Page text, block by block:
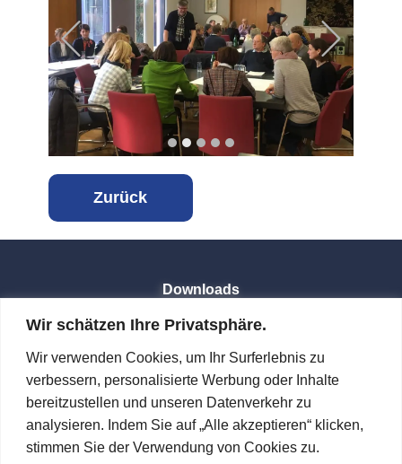
Wir schätzen Ihre Privatsphäre.
Wir verwenden Cookies, um Ihr Surferlebnis zu
verbessern, personalisierte Werbung oder Inhalte
bereitzustellen und unseren Datenverkehr zu
analysieren. Indem Sie auf „Alle akzeptieren“ klicken,
stimmen Sie der Verwendung von Cookies zu.
Previous Next
Zurück
Downloads
Impressum
Datenschutz